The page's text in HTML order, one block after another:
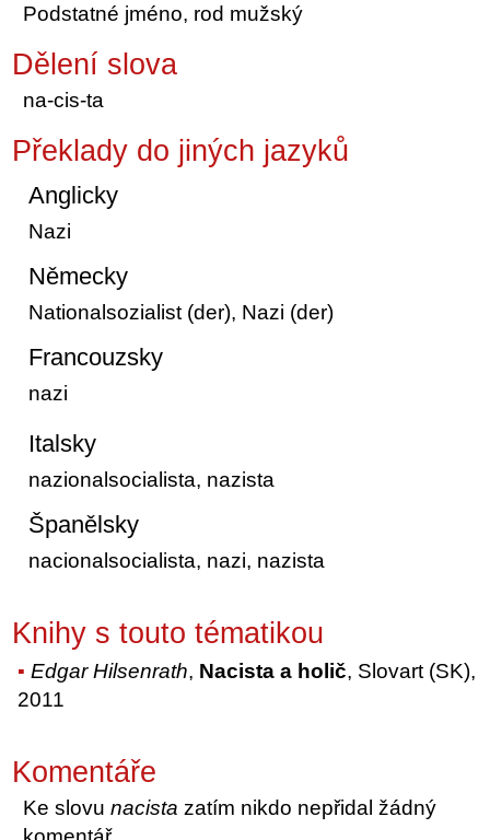
Podstatné jméno, rod mužský
Dělení slova
na-cis-ta
Překlady do jiných jazyků
Anglicky
Nazi
Německy
Nationalsozialist (der), Nazi (der)
Francouzsky
nazi
Italsky
nazionalsocialista, nazista
Španělsky
nacionalsocialista, nazi, nazista
Knihy s touto tématikou
Edgar Hilsenrath, Nacista a holič, Slovart (SK),
2011
Komentáře
Ke slovunacista zatím nikdo nepřidal žádný